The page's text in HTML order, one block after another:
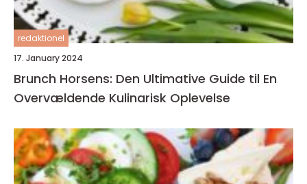
redaktionel
17. January 2024
Brunch Horsens: Den Ultimative Guide til En
Overvældende Kulinarisk Oplevelse